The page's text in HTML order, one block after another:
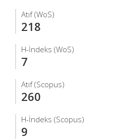
Atıf (WoS)
218
H-İndeks (WoS)
7
Atıf (Scopus)
260
H-İndeks (Scopus)
9